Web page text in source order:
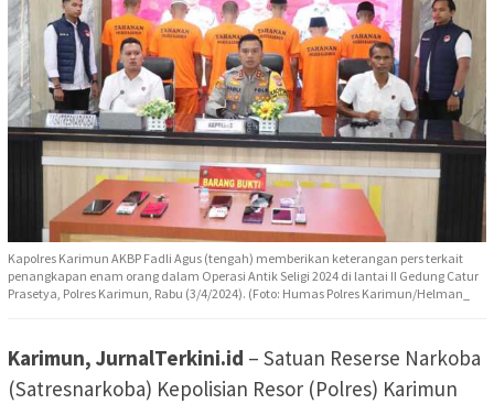
Kapolres Karimun AKBP Fadli Agus (tengah) memberikan keterangan pers terkait
penangkapan enam orang dalam Operasi Antik Seligi 2024 di lantai II Gedung Catur
Prasetya, Polres Karimun, Rabu (3/4/2024). (Foto: Humas Polres Karimun/Helman_
Karimun, JurnalTerkini.id – Satuan Reserse Narkoba
(Satresnarkoba) Kepolisian Resor (Polres) Karimun